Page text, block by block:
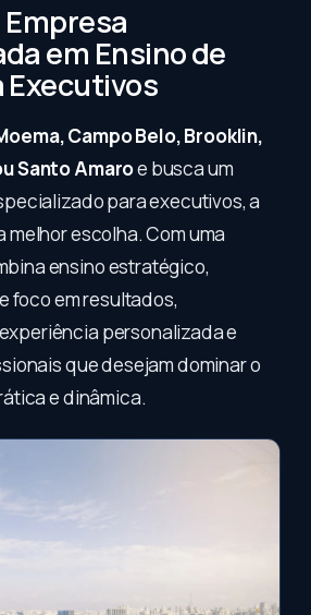
em Ensino de
Executivos
Campo Belo, Brooklin,
Santo Amaroe busca um
para executivos, a
melhor escolha. Com uma
ensino estratégico,
foco em resultados,
personalizada e
que desejam dominar o
e dinâmica.